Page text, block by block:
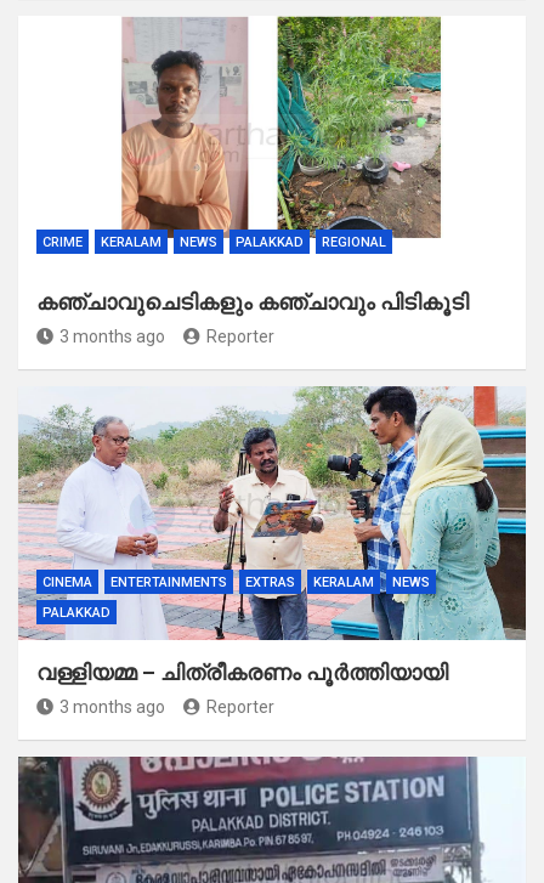
CRIME KERALAM NEWS PALAKKAD REGIONAL
കഞ്ചാവുചെടികളും കഞ്ചാവും പിടികൂടി
3 months ago Reporter
CINEMA ENTERTAINMENTS EXTRAS KERALAM
NEWS
PALAKKAD
വള്ളിയമ്മ – ചിത്രീകരണം പൂർത്തിയായി
3 months ago Reporter